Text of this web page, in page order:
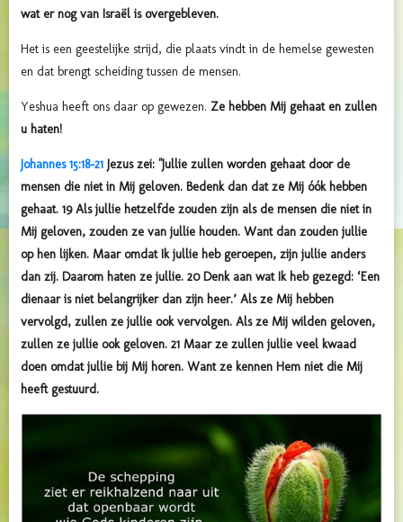
wat er nog van Israël is overgebleven.
Het is een geestelijke strijd, die plaats vindt in de hemelse gewesten
en dat brengt scheiding tussen de mensen.
Yeshua heeft ons daar op gewezen. Ze hebben Mij gehaat en zullen
u haten!
Johannes 15:18-21 Jezus zei: "Jullie zullen worden gehaat door de
mensen die niet in Mij geloven. Bedenk dan dat ze Mij óók hebben
gehaat. 19 Als jullie hetzelfde zouden zijn als de mensen die niet in
Mij geloven, zouden ze van jullie houden. Want dan zouden jullie
op hen lijken. Maar omdat Ik jullie heb geroepen, zijn jullie anders
dan zij. Daarom haten ze jullie. 20 Denk aan wat Ik heb gezegd: ‘Een
dienaar is niet belangrijker dan zijn heer.’ Als ze Mij hebben
vervolgd, zullen ze jullie ook vervolgen. Als ze Mij wilden geloven,
zullen ze jullie ook geloven. 21 Maar ze zullen jullie veel kwaad
doen omdat jullie bij Mij horen. Want ze kennen Hem niet die Mij
heeft gestuurd.